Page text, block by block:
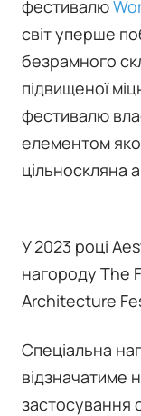
фестивалю
світ уперше
безрамного
підвищеної
фестивалю
елементом
цільноскляна
У 2023 році
нагороду The
Architecture
Спеціальна
відзначатиме
застосування